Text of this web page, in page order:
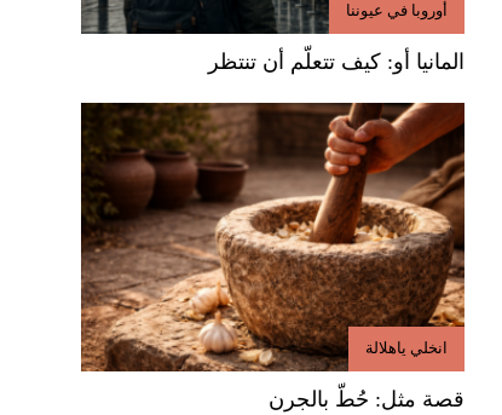
أوروبا في عيوننا
المانيا أو: كيف تتعلّم أن تنتظر
انخلي ياهلالة
قصة مثل: حُطّ بالجرن